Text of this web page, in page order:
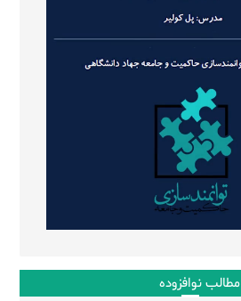
مطالب نوافزوده